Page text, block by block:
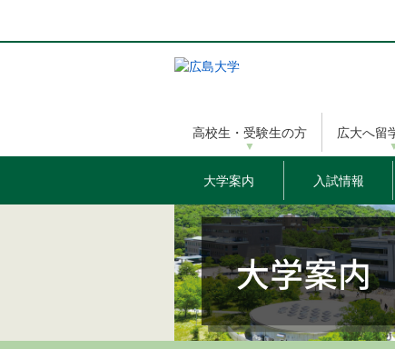
ン
高校生・受験生の方 広大へ留
大学案内 入試情報